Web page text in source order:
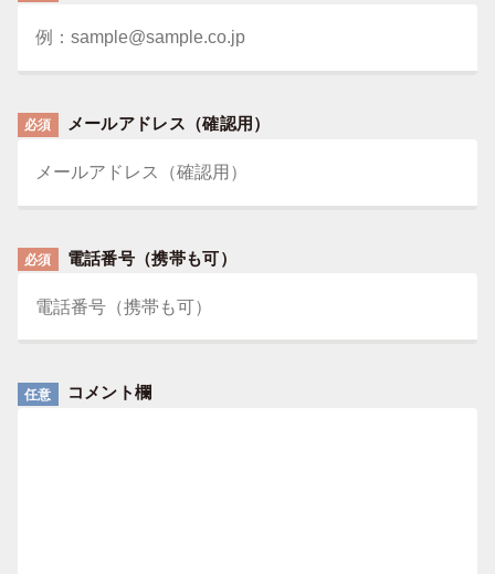
必須 メールアドレス（確認用）
必須 電話番号（携帯も可）
任意 コメント欄